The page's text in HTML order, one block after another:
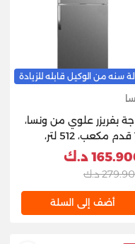
سنه من الوكيل قابله للزيادة
بفريزر علوي من ونسا،
18 قدم مكعب، 512 لتر،
د.ك
د.ك
أضف إلى السلة